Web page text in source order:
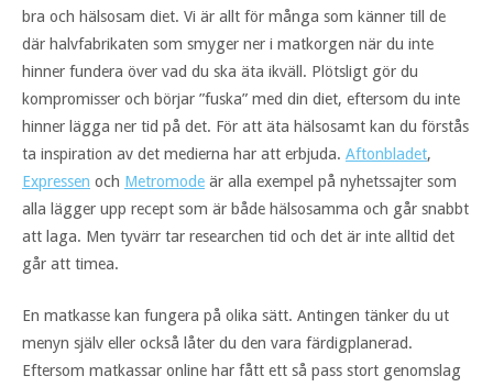
bra och hälsosam diet. Vi är allt för många som känner till de
där halvfabrikaten som smyger ner i matkorgen när du inte
hinner fundera över vad du ska äta ikväll. Plötsligt gör du
kompromisser och börjar ”fuska” med din diet, eftersom du inte
hinner lägga ner tid på det. För att äta hälsosamt kan du förstås
ta inspiration av det medierna har att erbjuda. Aftonbladet,
Expressen och Metromode är alla exempel på nyhetssajter som
alla lägger upp recept som är både hälsosamma och går snabbt
att laga. Men tyvärr tar researchen tid och det är inte alltid det
går att timea.
En matkasse kan fungera på olika sätt. Antingen tänker du ut
menyn själv eller också låter du den vara färdigplanerad.
Eftersom matkassar online har fått ett så pass stort genomslag